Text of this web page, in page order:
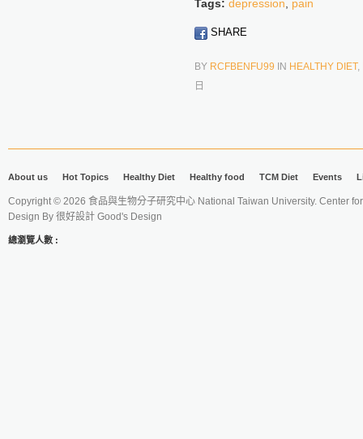
Tags: depression pain
SHARE
BY RCFBENFU99 IN HEALTHY DIET,
日
About us Hot Topics Healthy Diet Healthy food TCM Diet Events
Copyright © 2026 食品與生物分子研究中心 National Taiwan University. Center
Design By 很好設計 Good's Design
總瀏覽人數 :